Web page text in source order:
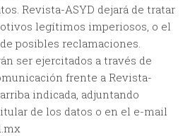
Revista-ASYD dejará de tratar
legítimos imperiosos, o el
posibles reclamaciones.
ser ejercitados a través de
frente a Revista-
indicada, adjuntando
de los datos o en el e-mail